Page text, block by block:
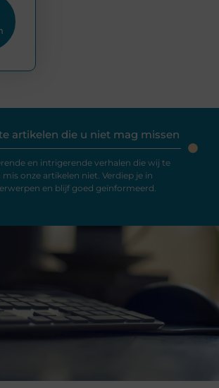
artikelen die u niet mag missen
en intrigerende verhalen die wij te
onze artikelen niet. Verdiep je in
en blijf goed geïnformeerd.